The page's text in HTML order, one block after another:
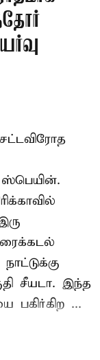
ஸ்பெயின்.
சீயடா. இந்த
...